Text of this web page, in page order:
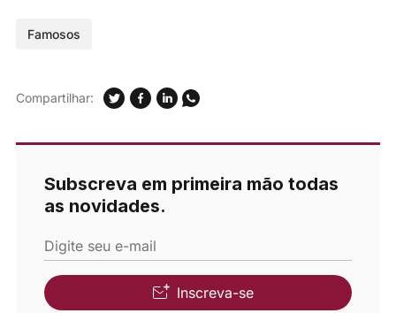
Famosos
Compartilhar:
Subscreva em primeira mão todas
as novidades.
Digite seu e-mail
Inscreva-se